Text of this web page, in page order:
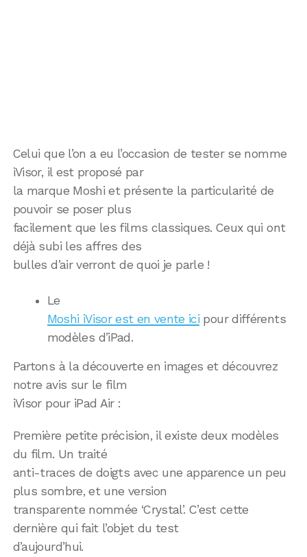
Celui que l’on a eu l’occasion de tester se nomme
iVisor, il est proposé par
la marque Moshi et présente la particularité de
pouvoir se poser plus
facilement que les films classiques. Ceux qui ont
déjà subi les affres des
bulles d’air verront de quoi je parle !
Le
Moshi iVisor est en vente ici pour différents
modèles d’iPad.
Partons à la découverte en images et découvrez
notre avis sur le film
iVisor pour iPad Air :
Première petite précision, il existe deux modèles
du film. Un traité
anti-traces de doigts avec une apparence un peu
plus sombre, et une version
transparente nommée ‘Crystal’. C’est cette
dernière qui fait l’objet du test
d’aujourd’hui.